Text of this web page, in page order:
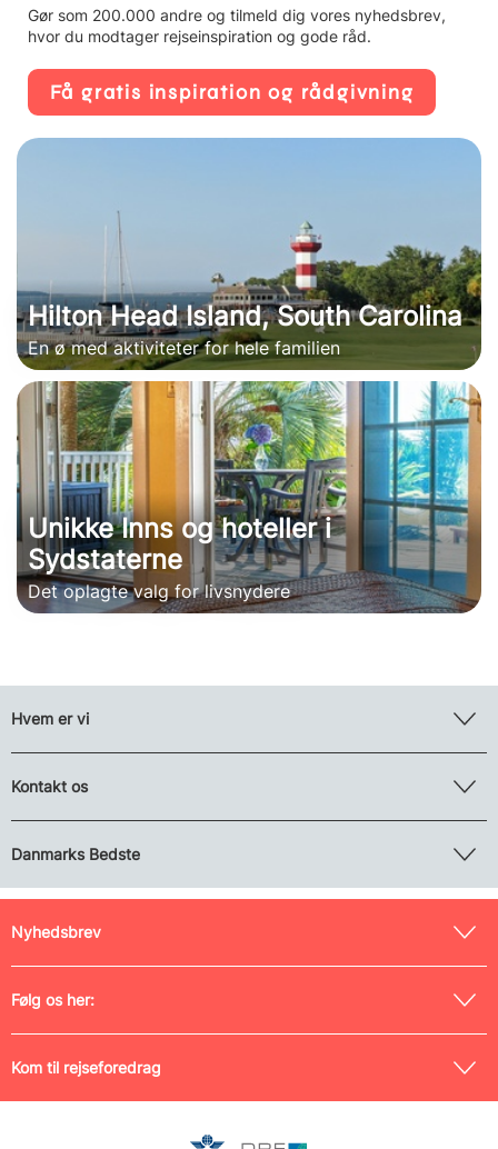
Gør som 200.000 andre og tilmeld dig vores nyhedsbrev,
hvor du modtager rejseinspiration og gode råd.
Få gratis inspiration og rådgivning
Hilton Head Island, South Carolina
En ø med aktiviteter for hele familien
Unikke Inns og hoteller i
Sydstaterne
Det oplagte valg for livsnydere
Hvem er vi
Kontakt os
Danmarks Bedste
Nyhedsbrev
Følg os her:
Kom til rejseforedrag